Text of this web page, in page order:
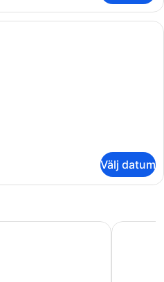
Minibar med vissa gratis
Välj datum
iQ Hotel